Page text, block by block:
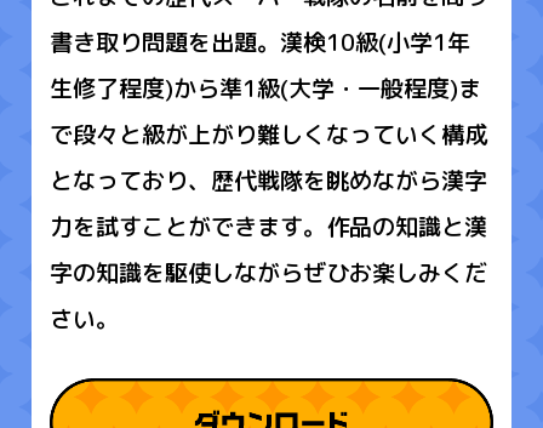
書き取り問題を出題。漢検10級(小学1年
生修了程度)から準1級(大学・一般程度)ま
で段々と級が上がり難しくなっていく構成
となっており、歴代戦隊を眺めながら漢字
力を試すことができます。作品の知識と漢
字の知識を駆使しながらぜひお楽しみくだ
さい。